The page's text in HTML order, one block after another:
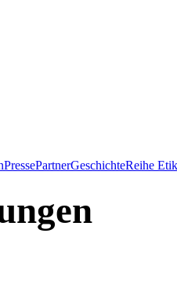
PressePartnerGeschichteReihe